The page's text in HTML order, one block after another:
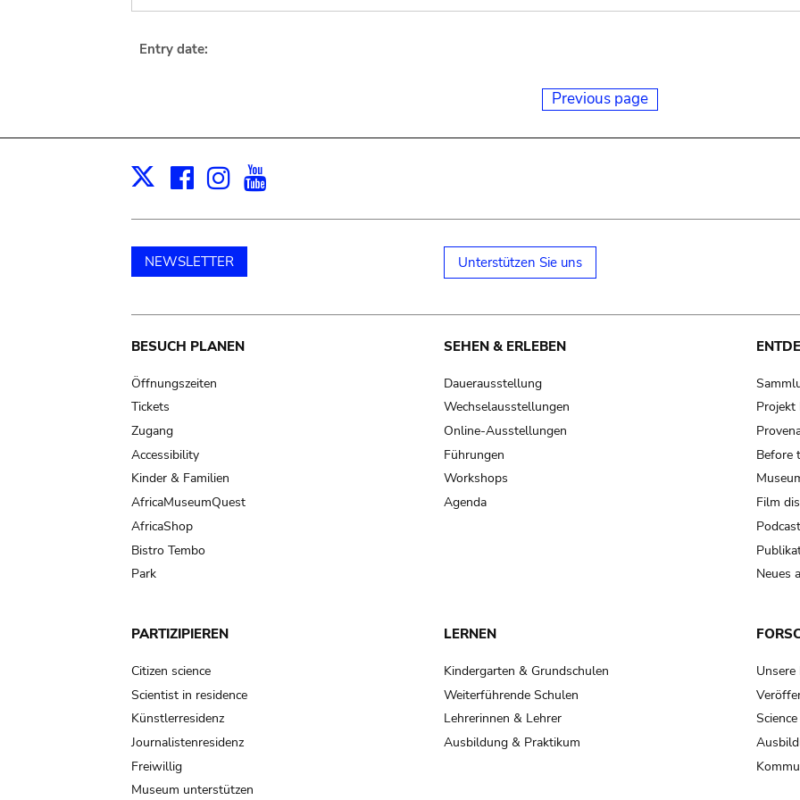
Entry date:
Previous page
X Facebook
Instagram
NEWSLETTER Unterstützen Sie uns
Main
navigation
BESUCH PLANEN
Öffnungszeiten
Tickets
Zugang
Accessibility
Kinder & Familien
AfricaMuseumQuest
AfricaShop
Bistro Tembo
Park
SEHEN & ERLEBEN
Dauerausstellung
Wechselausstellungen
Online-Ausstellungen
Führungen
Workshops
Agenda
Projekt
Before
Film
Neues
PARTIZIPIEREN
Citizen science
Scientist in residence
Künstlerresidenz
Journalistenresidenz
Freiwillig
Museum unterstützen
LERNEN
Kindergarten & Grundschulen
Weiterführende Schulen
Lehrerinnen & Lehrer
Ausbildung & Praktikum